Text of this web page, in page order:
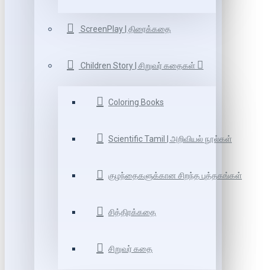
ScreenPlay | திரைக்கதை
Children Story | சிறுவர் கதைகள்
Coloring Books
Scientific Tamil | அறிவியல் நூல்கள்
குழந்தைகளுக்கான சிறந்த புத்தகங்கள்
சித்திரக்கதை
சிறுவர் கதை